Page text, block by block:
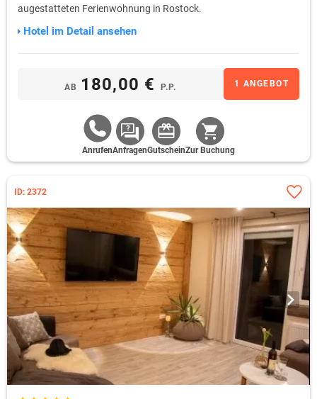
augestatteten Ferienwohnung in Rostock.
Hotel im Detail ansehen
AB 180,00 € P.P. 1 ANGEBOT
AnrufenAnfragenGutscheinZur Buchung
ID: 2372